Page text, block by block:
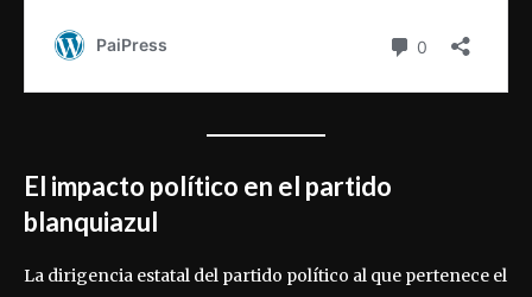
El impacto político en el partido
blanquiazul
La dirigencia estatal del partido político al que pertenece el